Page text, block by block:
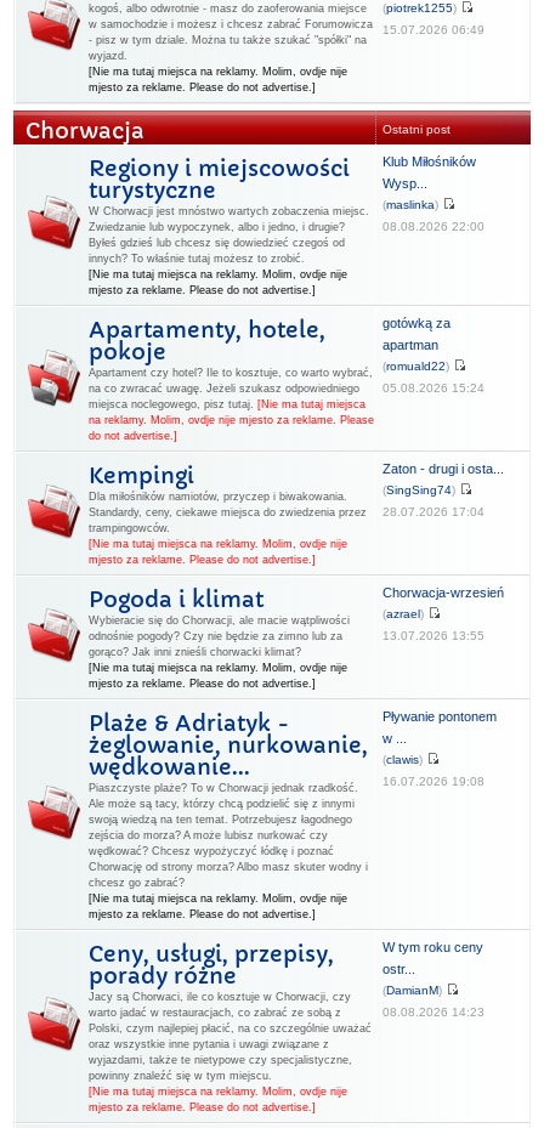
kogoś, albo odwrotnie - masz do zaoferowania miejsce
w samochodzie i możesz i chcesz zabrać Forumowicza
- pisz w tym dziale. Można tu także szukać "spółki" na
wyjazd.
[Nie ma tutaj miejsca na reklamy. Molim, ovdje nije
mjesto za reklame. Please do not advertise.]
(piotrek1255)
15.07.2026 06:49
Chorwacja Ostatni post
Regiony i miejscowości
turystyczne
W Chorwacji jest mnóstwo wartych zobaczenia miejsc.
Zwiedzanie lub wypoczynek, albo i jedno, i drugie?
Byłeś gdzieś lub chcesz się dowiedzieć czegoś od
innych? To właśnie tutaj możesz to zrobić.
[Nie ma tutaj miejsca na reklamy. Molim, ovdje nije
mjesto za reklame. Please do not advertise.]
Klub Miłośników
Wysp...
(maslinka)
08.08.2026 22:00
Apartamenty, hotele,
pokoje
Apartament czy hotel? Ile to kosztuje, co warto wybrać,
na co zwracać uwagę. Jeżeli szukasz odpowiedniego
miejsca noclegowego, pisz tutaj. [Nie ma tutaj miejsca
na reklamy. Molim, ovdje nije mjesto za reklame. Please
do not advertise.]
gotówką za
apartman
(romuald22)
05.08.2026 15:24
Kempingi
Dla miłośników namiotów, przyczep i biwakowania.
Standardy, ceny, ciekawe miejsca do zwiedzenia przez
trampingowców.
[Nie ma tutaj miejsca na reklamy. Molim, ovdje nije
mjesto za reklame. Please do not advertise.]
Zaton - drugi i osta...
(SingSing74)
28.07.2026 17:04
Pogoda i klimat
Wybieracie się do Chorwacji, ale macie wątpliwości
odnośnie pogody? Czy nie będzie za zimno lub za
gorąco? Jak inni znieśli chorwacki klimat?
[Nie ma tutaj miejsca na reklamy. Molim, ovdje nije
mjesto za reklame. Please do not advertise.]
Chorwacja-wrzesień
(azrael)
13.07.2026 13:55
Plaże & Adriatyk -
żeglowanie, nurkowanie,
wędkowanie...
Piaszczyste plaże? To w Chorwacji jednak rzadkość.
Ale może są tacy, którzy chcą podzielić się z innymi
swoją wiedzą na ten temat. Potrzebujesz łagodnego
zejścia do morza? A może lubisz nurkować czy
wędkować? Chcesz wypożyczyć łódkę i poznać
Chorwację od strony morza? Albo masz skuter wodny i
chcesz go zabrać?
[Nie ma tutaj miejsca na reklamy. Molim, ovdje nije
mjesto za reklame. Please do not advertise.]
Pływanie pontonem
w ...
(clawis)
16.07.2026 19:08
Ceny, usługi, przepisy,
porady różne
Jacy są Chorwaci, ile co kosztuje w Chorwacji, czy
warto jadać w restauracjach, co zabrać ze sobą z
Polski, czym najlepiej płacić, na co szczególnie uważać
oraz wszystkie inne pytania i uwagi związane z
wyjazdami, także te nietypowe czy specjalistyczne,
powinny znaleźć się w tym miejscu.
[Nie ma tutaj miejsca na reklamy. Molim, ovdje nije
mjesto za reklame. Please do not advertise.]
W tym roku ceny
ostr...
(DamianM)
08.08.2026 14:23